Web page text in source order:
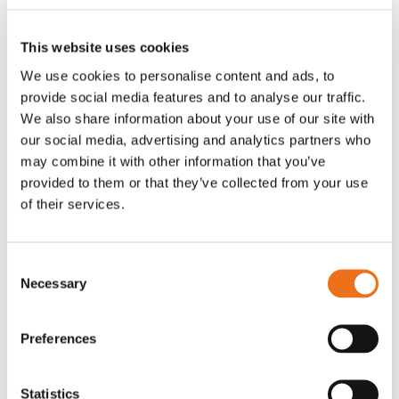
This website uses cookies
We use cookies to personalise content and ads, to
provide social media features and to analyse our traffic.
We also share information about your use of our site with
our social media, advertising and analytics partners who
may combine it with other information that you’ve
provided to them or that they’ve collected from your use
of their services.
Selection
Necessary
Preferences
Statistics
Hitta närmaste
återförsäljare
Maps
produkter